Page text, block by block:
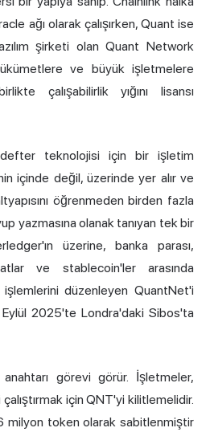
ağı olarak çalışırken, Quant ise
şirketi olan Quant Network
ve büyük işletmelere
çalışabilirlik yığını lisansı
defter teknolojisi için bir işletim
içinde değil, üzerinde yer alır ve
öğrenmeden birden fazla
yazmasına olanak tanıyan tek bir
üzerine, banka parası,
ve stablecoin'ler arasında
düzenleyen QuantNet'i
2025'te Londra'daki Sibos'ta
görevi görür. İşletmeler,
için QNT'yi kilitlemelidir.
milyon token olarak sabitlenmiştir